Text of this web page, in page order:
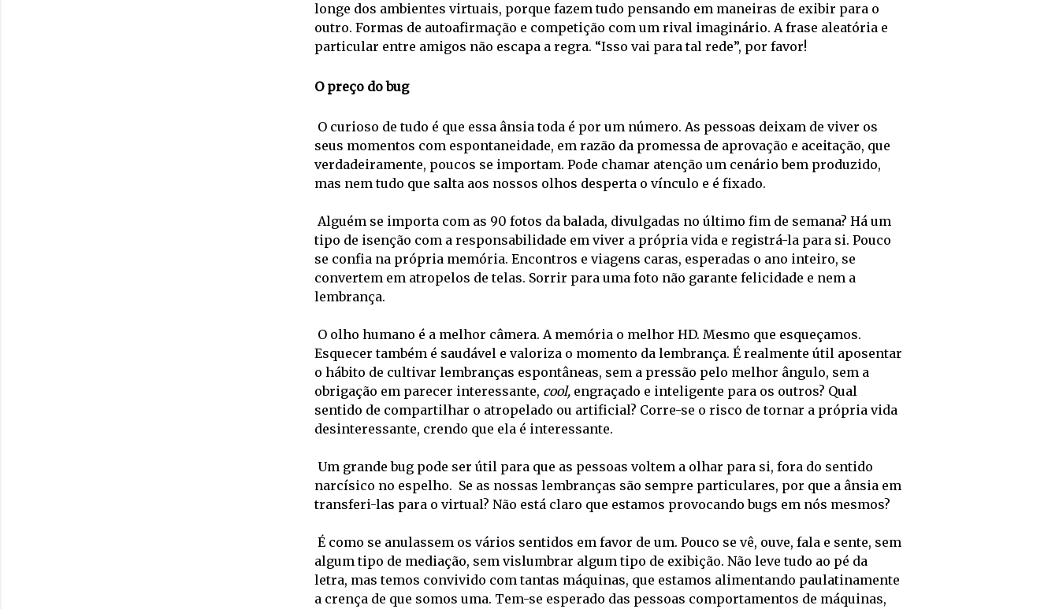
longe dos ambientes virtuais, porque fazem tudo pensando em maneiras de exibir para o
outro. Formas de autoafirmação e competição com um rival imaginário. A frase aleatória e
particular entre amigos não escapa a regra. “Isso vai para tal rede”, por favor!
O preço do bug
O curioso de tudo é que essa ânsia toda é por um número. As pessoas deixam de viver os
seus momentos com espontaneidade, em razão da promessa de aprovação e aceitação, que
verdadeiramente, poucos se importam. Pode chamar atenção um cenário bem produzido,
mas nem tudo que salta aos nossos olhos desperta o vínculo e é fixado.
Alguém se importa com as 90 fotos da balada, divulgadas no último fim de semana? Há um
tipo de isenção com a responsabilidade em viver a própria vida e registrá-la para si. Pouco
se confia na própria memória. Encontros e viagens caras, esperadas o ano inteiro, se
convertem em atropelos de telas. Sorrir para uma foto não garante felicidade e nem a
lembrança.
O olho humano é a melhor câmera. A memória o melhor HD. Mesmo que esqueçamos.
Esquecer também é saudável e valoriza o momento da lembrança. É realmente útil aposentar
o hábito de cultivar lembranças espontâneas, sem a pressão pelo melhor ângulo, sem a
obrigação em parecer interessante, cool, engraçado e inteligente para os outros? Qual
sentido de compartilhar o atropelado ou artificial? Corre-se o risco de tornar a própria vida
desinteressante, crendo que ela é interessante.
Um grande bug pode ser útil para que as pessoas voltem a olhar para si, fora do sentido
narcísico no espelho.  Se as nossas lembranças são sempre particulares, por que a ânsia em
transferi-las para o virtual? Não está claro que estamos provocando bugs em nós mesmos?
É como se anulassem os vários sentidos em favor de um. Pouco se vê, ouve, fala e sente, sem
algum tipo de mediação, sem vislumbrar algum tipo de exibição. Não leve tudo ao pé da
letra, mas temos convivido com tantas máquinas, que estamos alimentando paulatinamente
a crença de que somos uma. Tem-se esperado das pessoas comportamentos de máquinas,